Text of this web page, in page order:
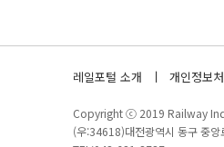
레일포털 소개 개인정보
Copyright ⓒ 2019 Railway
(우:34618)대전광역시 동구 중